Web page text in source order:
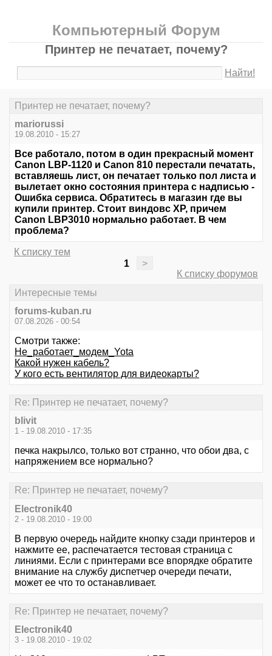
Компьютерный Форум
Принтер не печатает, почему?
Найти!
Принтер не печатает, почему?
mariorussi
19.08.2010 - 15:27
Все работало, потом в один прекрасный момент
Canon LBP-1120 и Canon 810 перестали печатать,
вставляешь лист, он печатает только пол листа и
вылетает окно состояния принтера с надписью -
Ошибка сервиса. Обратитесь в магазин где вы
купили принтер. Стоит виндовс ХР, причем
Canon LBP3010 нормально работает. В чем
проблема?
К списку тем
1
>
К списку форумов
Интересные темы
forums-kuban.ru
07.08.2026 - 00:54
Смотри также:
Не_работает_модем_Yota
Какой нужен кабель?
У кого есть вентилятор для видеокарты?
Re: Принтер не печатает, почему?
blivit
1 - 19.08.2010 - 17:35
печка накрылсо, только вот странно, что обои два, с
напряжением все нормально?
Re: Принтер не печатает, почему?
Electronik40
2 - 19.08.2010 - 19:00
В первую очередь найдите кнопку сзади принтеров и
нажмите ее, распечатается тестовая страница с
линиями. Если с принтерами все впорядке обратите
внимание на службу диспетчер очереди печати,
может ее что то останавливает.
Re: Принтер не печатает, почему?
Electronik40
3 - 19.08.2010 - 19:02